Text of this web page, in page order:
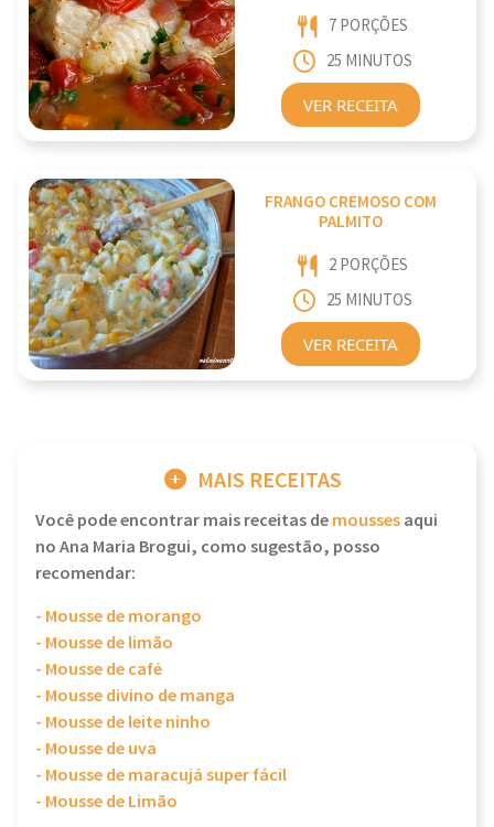
7 PORÇÕES
25 MINUTOS
VER RECEITA
FRANGO CREMOSO COM
PALMITO
2 PORÇÕES
25 MINUTOS
VER RECEITA
MAIS RECEITAS
Você pode encontrar mais receitas demoussesaqui
no Ana Maria Brogui, como sugestão, posso
recomendar:
- Mousse de morango
- Mousse de limão
- Mousse de café
- Mousse divino de manga
- Mousse de leite ninho
- Mousse de uva
- Mousse de maracujá super fácil
- Mousse de Limão